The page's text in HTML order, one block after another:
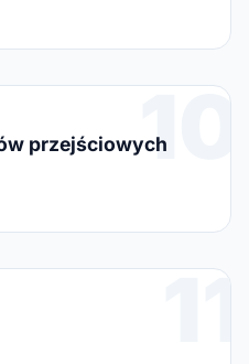
10
przejściowych
11